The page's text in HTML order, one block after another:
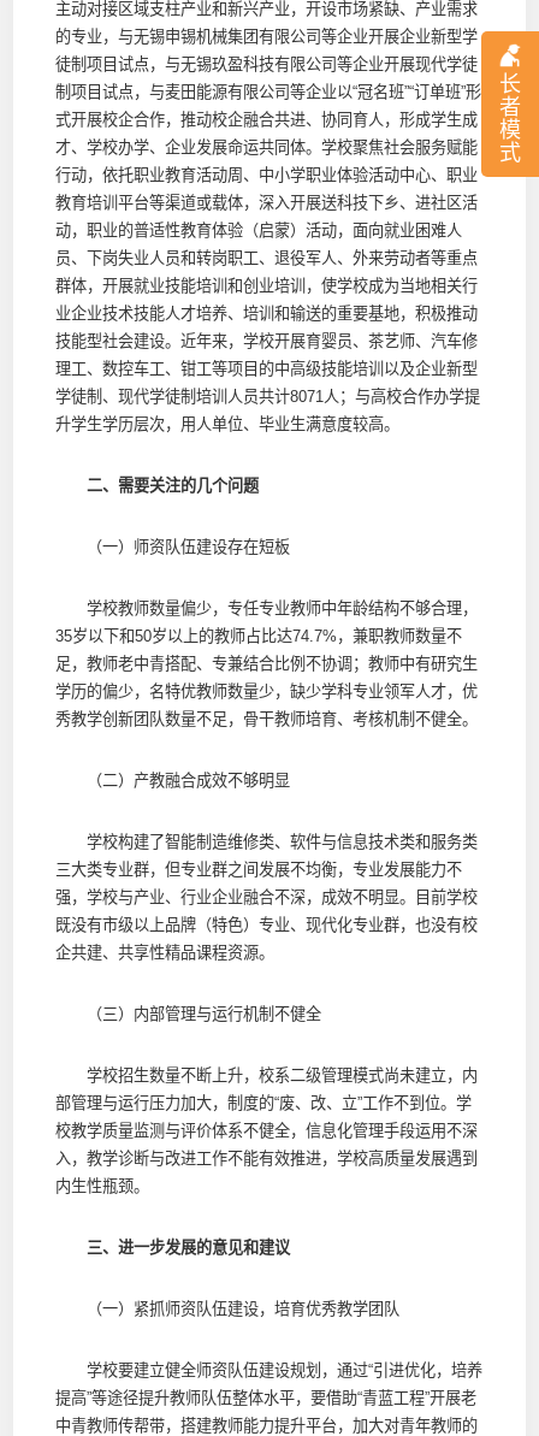
长
者
模
式
主动对接区域支柱产业和新兴产业，开设市场紧缺、产业需求
的专业，与无锡申锡机械集团有限公司等企业开展企业新型学
徒制项目试点，与无锡玖盈科技有限公司等企业开展现代学徒
制项目试点，与麦田能源有限公司等企业以“冠名班”“订单班”形
式开展校企合作，推动校企融合共进、协同育人，形成学生成
才、学校办学、企业发展命运共同体。学校聚焦社会服务赋能
行动，依托职业教育活动周、中小学职业体验活动中心、职业
教育培训平台等渠道或载体，深入开展送科技下乡、进社区活
动，职业的普适性教育体验（启蒙）活动，面向就业困难人
员、下岗失业人员和转岗职工、退役军人、外来劳动者等重点
群体，开展就业技能培训和创业培训，使学校成为当地相关行
业企业技术技能人才培养、培训和输送的重要基地，积极推动
技能型社会建设。近年来，学校开展育婴员、茶艺师、汽车修
理工、数控车工、钳工等项目的中高级技能培训以及企业新型
学徒制、现代学徒制培训人员共计8071人；与高校合作办学提
升学生学历层次，用人单位、毕业生满意度较高。
二、需要关注的几个问题
（一）师资队伍建设存在短板
学校教师数量偏少，专任专业教师中年龄结构不够合理，
35岁以下和50岁以上的教师占比达74.7%，兼职教师数量不
足，教师老中青搭配、专兼结合比例不协调；教师中有研究生
学历的偏少，名特优教师数量少，缺少学科专业领军人才，优
秀教学创新团队数量不足，骨干教师培育、考核机制不健全。
（二）产教融合成效不够明显
学校构建了智能制造维修类、软件与信息技术类和服务类
三大类专业群，但专业群之间发展不均衡，专业发展能力不
强，学校与产业、行业企业融合不深，成效不明显。目前学校
既没有市级以上品牌（特色）专业、现代化专业群，也没有校
企共建、共享性精品课程资源。
（三）内部管理与运行机制不健全
学校招生数量不断上升，校系二级管理模式尚未建立，内
部管理与运行压力加大，制度的“废、改、立”工作不到位。学
校教学质量监测与评价体系不健全，信息化管理手段运用不深
入，教学诊断与改进工作不能有效推进，学校高质量发展遇到
内生性瓶颈。
三、进一步发展的意见和建议
（一）紧抓师资队伍建设，培育优秀教学团队
学校要建立健全师资队伍建设规划，通过“引进优化，培养
提高”等途径提升教师队伍整体水平，要借助“青蓝工程”开展老
中青教师传帮带，搭建教师能力提升平台，加大对青年教师的